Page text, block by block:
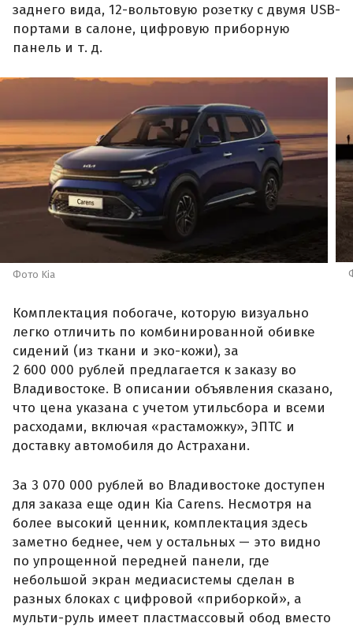
заднего вида, 12-вольтовую розетку с двумя USB-
портами в салоне, цифровую приборную
панель и т. д.
Фото Kia
Комплектация побогаче, которую визуально
легко отличить по комбинированной обивке
сидений (из ткани и эко-кожи), за
2 600 000 рублей предлагается к заказу во
Владивостоке. В описании объявления сказано,
что цена указана с учетом утильсбора и всеми
расходами, включая «растаможку», ЭПТС и
доставку автомобиля до Астрахани.
За 3 070 000 рублей во Владивостоке доступен
для заказа еще один Kia Carens. Несмотря на
более высокий ценник, комплектация здесь
заметно беднее, чем у остальных — это видно
по упрощенной передней панели, где
небольшой экран медиасистемы сделан в
разных блоках с цифровой «приборкой», а
мульти-руль имеет пластмассовый обод вместо